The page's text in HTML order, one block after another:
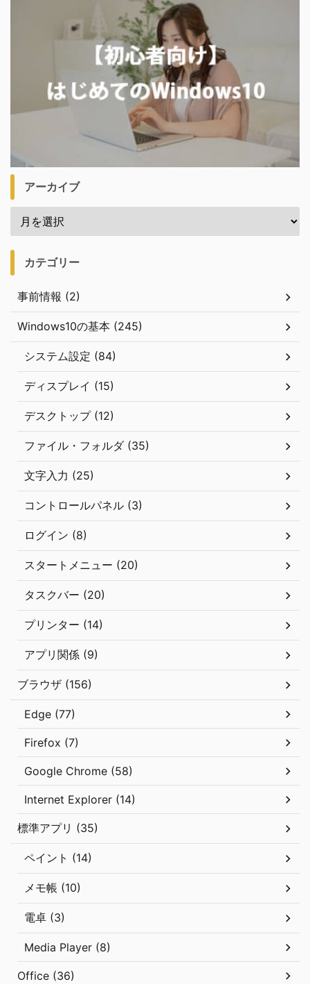
アーカイブ
カテゴリー
事前情報 (2)
Windows10の基本 (245)
システム設定 (84)
ディスプレイ (15)
デスクトップ (12)
ファイル・フォルダ (35)
文字入力 (25)
コントロールパネル (3)
ログイン (8)
スタートメニュー (20)
タスクバー (20)
プリンター (14)
アプリ関係 (9)
ブラウザ (156)
Edge (77)
Firefox (7)
Google Chrome (58)
Internet Explorer (14)
標準アプリ (35)
ペイント (14)
メモ帳 (10)
電卓 (3)
Media Player (8)
Office (36)